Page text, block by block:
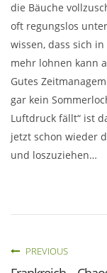
die Bäuche
oft regungslos
wissen, dass sich
mehr lohnen kann
Gutes
gar kein
Luftdruck fällt“ ist
jetzt schon wieder
und loszuziehen…
PREVIOUS